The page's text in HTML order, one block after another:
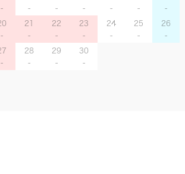
21 22 23 24 25 26
28 29 30